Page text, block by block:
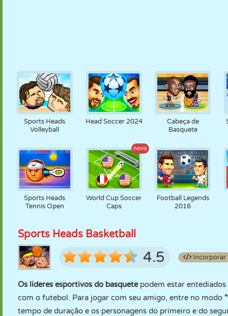
Sports Heads
Volleyball
Head Soccer 2024
Cabeça de
Basquete
Sports Heads
Tennis Open
novo
World Cup Soccer
Caps
Football Legends
2016
Sports Heads Basketball
4.5 Incorporar
Os líderes esportivos do basquete podem estar
com o futebol. Para jogar com seu amigo, entre no modo
tempo de duração e os personagens do primeiro e do